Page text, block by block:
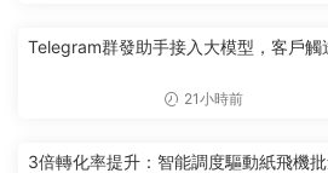
Telegram群發助手接入大模型，客戶
21小時前
3倍轉化率提升：智能調度驅動紙飛機